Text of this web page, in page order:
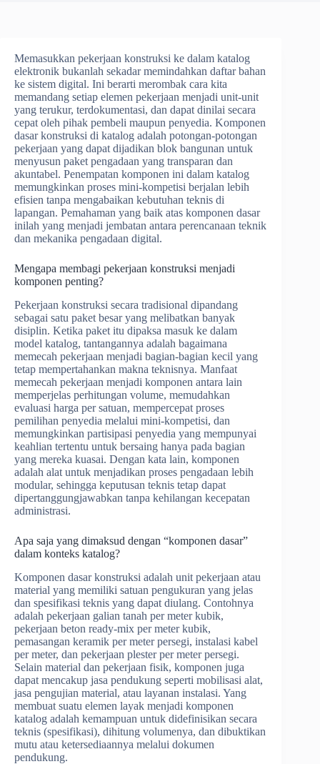
Memasukkan pekerjaan konstruksi ke dalam katalog
elektronik bukanlah sekadar memindahkan daftar bahan
ke sistem digital. Ini berarti merombak cara kita
memandang setiap elemen pekerjaan menjadi unit-unit
yang terukur, terdokumentasi, dan dapat dinilai secara
cepat oleh pihak pembeli maupun penyedia. Komponen
dasar konstruksi di katalog adalah potongan-potongan
pekerjaan yang dapat dijadikan blok bangunan untuk
menyusun paket pengadaan yang transparan dan
akuntabel. Penempatan komponen ini dalam katalog
memungkinkan proses mini-kompetisi berjalan lebih
efisien tanpa mengabaikan kebutuhan teknis di
lapangan. Pemahaman yang baik atas komponen dasar
inilah yang menjadi jembatan antara perencanaan teknik
dan mekanika pengadaan digital.
Mengapa membagi pekerjaan konstruksi menjadi
komponen penting?
Pekerjaan konstruksi secara tradisional dipandang
sebagai satu paket besar yang melibatkan banyak
disiplin. Ketika paket itu dipaksa masuk ke dalam
model katalog, tantangannya adalah bagaimana
memecah pekerjaan menjadi bagian-bagian kecil yang
tetap mempertahankan makna teknisnya. Manfaat
memecah pekerjaan menjadi komponen antara lain
memperjelas perhitungan volume, memudahkan
evaluasi harga per satuan, mempercepat proses
pemilihan penyedia melalui mini-kompetisi, dan
memungkinkan partisipasi penyedia yang mempunyai
keahlian tertentu untuk bersaing hanya pada bagian
yang mereka kuasai. Dengan kata lain, komponen
adalah alat untuk menjadikan proses pengadaan lebih
modular, sehingga keputusan teknis tetap dapat
dipertanggungjawabkan tanpa kehilangan kecepatan
administrasi.
Apa saja yang dimaksud dengan “komponen dasar”
dalam konteks katalog?
Komponen dasar konstruksi adalah unit pekerjaan atau
material yang memiliki satuan pengukuran yang jelas
dan spesifikasi teknis yang dapat diulang. Contohnya
adalah pekerjaan galian tanah per meter kubik,
pekerjaan beton ready-mix per meter kubik,
pemasangan keramik per meter persegi, instalasi kabel
per meter, dan pekerjaan plester per meter persegi.
Selain material dan pekerjaan fisik, komponen juga
dapat mencakup jasa pendukung seperti mobilisasi alat,
jasa pengujian material, atau layanan instalasi. Yang
membuat suatu elemen layak menjadi komponen
katalog adalah kemampuan untuk didefinisikan secara
teknis (spesifikasi), dihitung volumenya, dan dibuktikan
mutu atau ketersediaannya melalui dokumen
pendukung.